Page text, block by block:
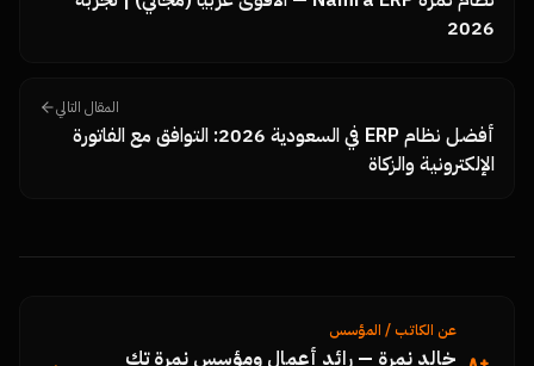
2026
المقال التالي
أفضل نظام ERP في السعودية 2026: التوافق مع الفاتورة
الإلكترونية والزكاة
عن الكاتب / المؤسس
خالد نمرة — رائد أعمال ومؤسس نمرة تك